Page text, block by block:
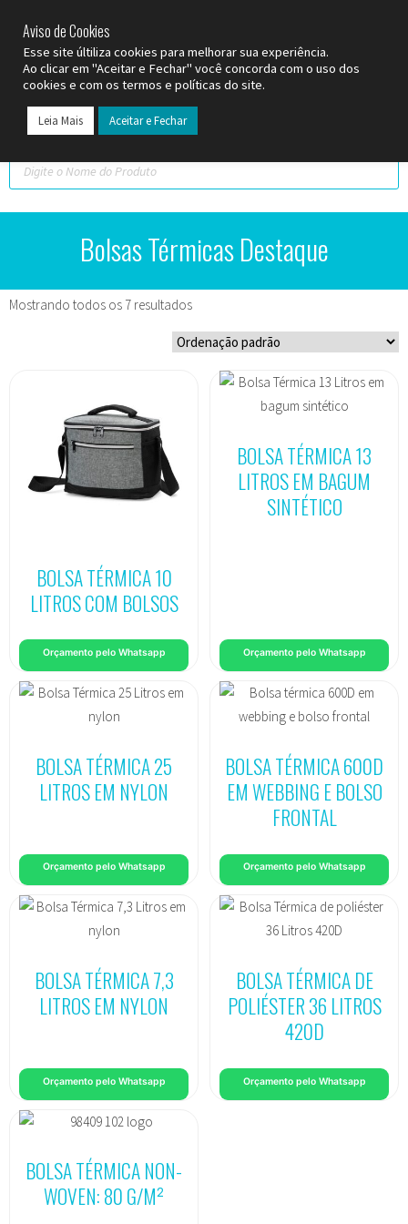
Bolsas Térmicas Destaque
Mostrando todos os 7 resultados
BOLSA TÉRMICA 10
LITROS COM BOLSOS
Orçamento pelo Whatsapp
BOLSA TÉRMICA 13
LITROS EM BAGUM
SINTÉTICO
Orçamento pelo Whatsapp
BOLSA TÉRMICA 25
LITROS EM NYLON
Orçamento pelo Whatsapp
BOLSA TÉRMICA 600D
EM WEBBING E BOLSO
FRONTAL
Orçamento pelo Whatsapp
BOLSA TÉRMICA 7,3
LITROS EM NYLON
Orçamento pelo Whatsapp
BOLSA TÉRMICA DE
POLIÉSTER 36 LITROS
420D
Orçamento pelo Whatsapp
BOLSA TÉRMICA NON-
WOVEN: 80 G/M²
Aviso de Cookies
Esse site últiliza cookies para melhorar sua experiência.
Ao clicar em "Aceitar e Fechar" você concorda com o uso dos
cookies e com os termos e políticas do site.
Leia Mais Aceitar e Fechar